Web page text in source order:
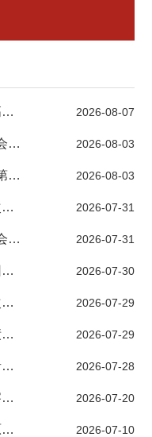
王敬斋带队赴玉树州开展青藏高原生态保护“一法一条例”执法检查及相关立法调研 2026-08-07
[青海新闻网]省十四届人大常委会第二十三次会议闭幕 2026-08-03
[青海日报]省十四届人大常委会第二十三次会议闭幕 2026-08-03
省十四届人大常委会第二十三次会议闭幕 2026-07-31
[青海新闻网]省十四届人大常委会第二十三次会议举行 吴晓军主持第一次全体会议 2026-07-31
王敬斋赴联点企业中国华电集团青海公司调研指导工作 2026-07-30
省十四届人大常委会第二十三次会议举行吴晓军主持第一次全体会议 2026-07-29
王敬斋讲授树立和践行正确政绩观学习教育专题党课 2026-07-29
王东明副委员长率队来青开展青藏高原生态保护法执法检查 2026-07-28
王敬斋带队赴黑龙江省调研考察机关事务管理立法工作 2026-07-20
王敬斋带队赴西宁开展青藏高原生态保护“一法一条例”执法检查 2026-07-10